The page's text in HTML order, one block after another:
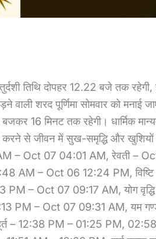
तिथि दोपहर 12.22 बजे तक रहेगी,
वाली शरद पूर्णिमा सोमवार को मनाई
16 मिनट तक रहेगी। धार्मिक
करने से जीवन में सुख-समृद्धि और
– Oct 07 04:01 AM, रेवती –
AM – Oct 06 12:24 PM,
– Oct 07 09:17 AM, योग
PM – Oct 07 09:31 AM, यम
– 12:38 PM – 01:25 PM,